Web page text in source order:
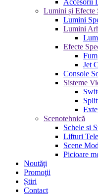
Accesorii
Lumini și Efecte
Lumini
Lumini
Efecte
Fum
Jet
Console
Sisteme
Scenotehnică
Schele si
Lifturi
Scene
Picioare
Noutăţi
Promoţii
Știri
Contact